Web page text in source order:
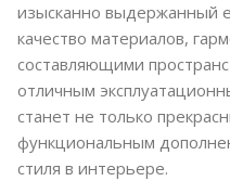
изысканно выдержанный
качество материалов,
составляющими
отличным
станет не только
функциональным
стиля в интерьере.